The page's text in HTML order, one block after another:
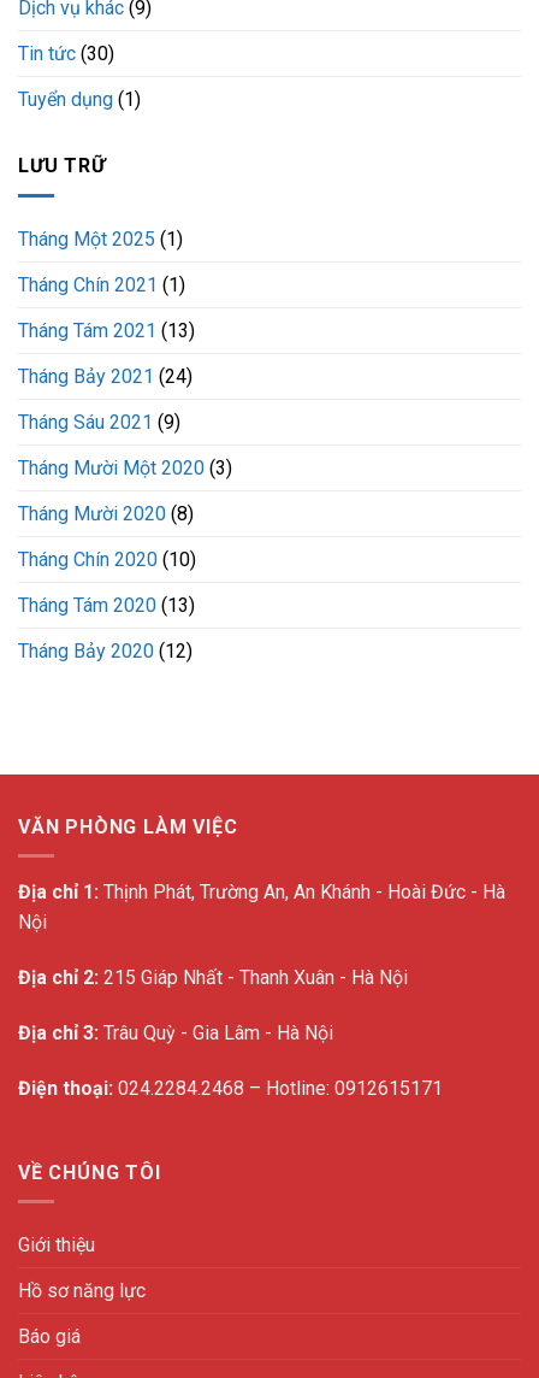
Dịch vụ khác (9)
Tin tức (30)
Tuyển dụng (1)
LƯU TRỮ
Tháng Một 2025 (1)
Tháng Chín 2021 (1)
Tháng Tám 2021 (13)
Tháng Bảy 2021 (24)
Tháng Sáu 2021 (9)
Tháng Mười Một 2020 (3)
Tháng Mười 2020 (8)
Tháng Chín 2020 (10)
Tháng Tám 2020 (13)
Tháng Bảy 2020 (12)
VĂN PHÒNG LÀM VIỆC
Địa chỉ 1: Thịnh Phát, Trường An, An Khánh - Hoài Đức - Hà
Nội
Địa chỉ 2: 215 Giáp Nhất - Thanh Xuân - Hà Nội
Địa chỉ 3: Trâu Quỳ - Gia Lâm - Hà Nội
Điện thoại: 024.2284.2468 – Hotline: 0912615171
VỀ CHÚNG TÔI
Giới thiệu
Hồ sơ năng lực
Báo giá